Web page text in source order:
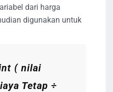
dari harga
digunakan untuk
( nilai
Tetap ÷